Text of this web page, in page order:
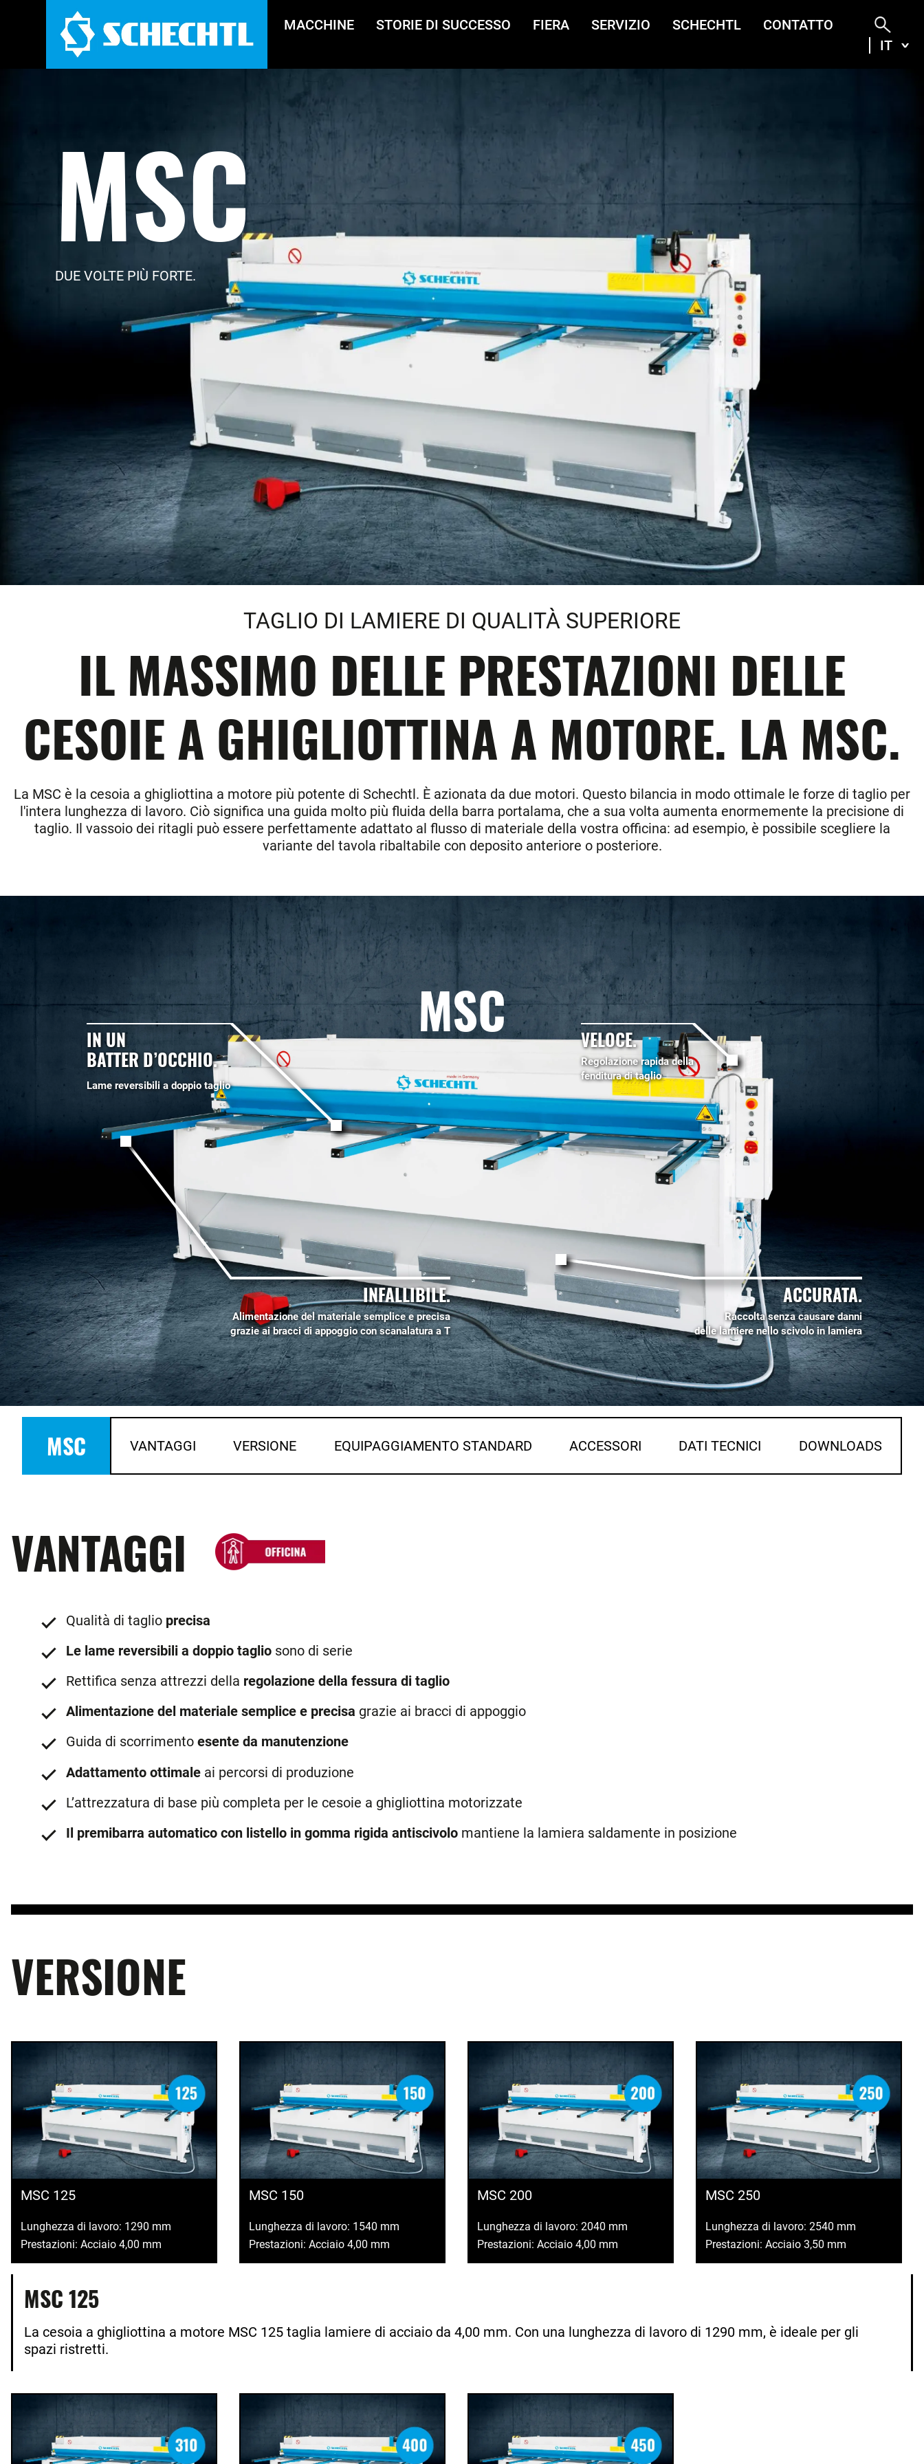
MACCHINE STORIE DI SUCCESSO FIERA SERVIZIO SCHECHTL
CONTATTO
IT
MSC
DUE VOLTE PIÙ FORTE.
TAGLIO DI LAMIERE DI QUALITÀ SUPERIORE
IL MASSIMO DELLE PRESTAZIONI DELLE
CESOIE A GHIGLIOTTINA A MOTORE. LA MSC.
La MSC è la cesoia a ghigliottina a motore più potente di Schechtl. È azionata da due motori. Questo bilancia in modo ottimale le forze di taglio per
l'intera lunghezza di lavoro. Ciò significa una guida molto più fluida della barra portalama, che a sua volta aumenta enormemente la precisione di
taglio. Il vassoio dei ritagli può essere perfettamente adattato al flusso di materiale della vostra officina: ad esempio, è possibile scegliere la
variante del tavola ribaltabile con deposito anteriore o posteriore.
MSC
IN UN
BATTER D’OCCHIO.
Lame reversibili a doppio taglio
VELOCE.
Regolazione rapida della
fenditura di taglio
INFALLIBILE.
Alimentazione del materiale semplice e precisa
grazie ai bracci di appoggio con scanalatura a T
ACCURATA.
Raccolta senza causare danni
delle lamiere nello scivolo in lamiera
MSC VANTAGGI VERSIONE EQUIPAGGIAMENTO STANDARD ACCESSORI DATI TECNICI DOWNLOADS
VANTAGGI
Qualità di taglio precisa
Le lame reversibili a doppio taglio sono di serie
Rettifica senza attrezzi della regolazione della fessura di taglio
Alimentazione del materiale semplice e precisa grazie ai bracci di appoggio
Guida di scorrimento esente da manutenzione
Adattamento ottimale ai percorsi di produzione
L’attrezzatura di base più completa per le cesoie a ghigliottina motorizzate
Il premibarra automatico con listello in gomma rigida antiscivolo mantiene la lamiera saldamente in posizione
VERSIONE
MSC 125
Lunghezza di lavoro: 1290 mm
Prestazioni: Acciaio 4,00 mm
MSC 150
Lunghezza di lavoro: 1540 mm
Prestazioni: Acciaio 4,00 mm
MSC 200
Lunghezza di lavoro: 2040 mm
Prestazioni: Acciaio 4,00 mm
MSC 250
Lunghezza di lavoro: 2540 mm
Prestazioni: Acciaio 3,50 mm
MSC 125
La cesoia a ghigliottina a motore MSC 125 taglia lamiere di acciaio da 4,00 mm. Con una lunghezza di lavoro di 1290 mm, è ideale per gli
spazi ristretti.